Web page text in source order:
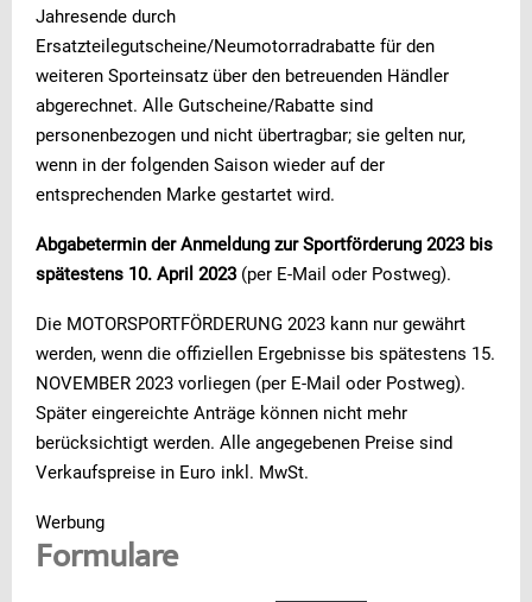
Jahresende durch
Ersatzteilegutscheine/Neumotorradrabatte für den
weiteren Sporteinsatz über den betreuenden Händler
abgerechnet. Alle Gutscheine/Rabatte sind
personenbezogen und nicht übertragbar; sie gelten nur,
wenn in der folgenden Saison wieder auf der
entsprechenden Marke gestartet wird.
Abgabetermin der Anmeldung zur Sportförderung 2023 bis
spätestens 10. April 2023 (per E-Mail oder Postweg).
Die MOTORSPORTFÖRDERUNG 2023 kann nur gewährt
werden, wenn die offiziellen Ergebnisse bis spätestens 15.
NOVEMBER 2023 vorliegen (per E-Mail oder Postweg).
Später eingereichte Anträge können nicht mehr
berücksichtigt werden. Alle angegebenen Preise sind
Verkaufspreise in Euro inkl. MwSt.
Werbung
Formulare